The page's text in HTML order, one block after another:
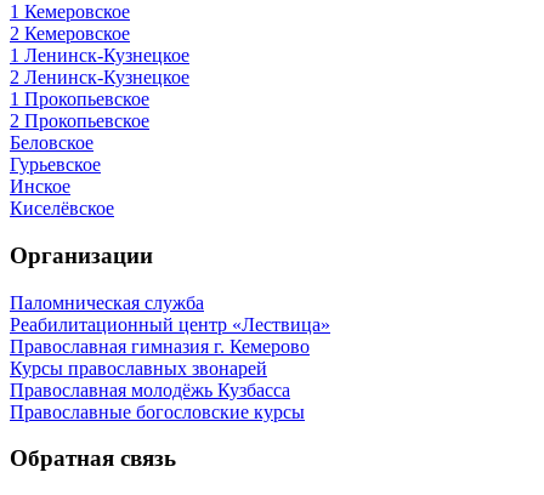
1 Кемеровское
2 Кемеровское
1 Ленинск-Кузнецкое
2 Ленинск-Кузнецкое
1 Прокопьевское
2 Прокопьевское
Беловское
Гурьевское
Инское
Киселёвское
Организации
Паломническая служба
Реабилитационный центр «Лествица»
Православная гимназия г. Кемерово
Курсы православных звонарей
Православная молодёжь Кузбасса
Православные богословские курсы
Обратная связь